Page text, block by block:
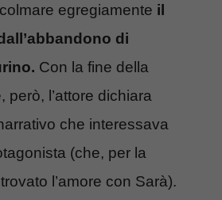
egregiamente il
di
Con la fine della
però, l’attore dichiara
che interessava
(che, per la
l’amore con Sarà).